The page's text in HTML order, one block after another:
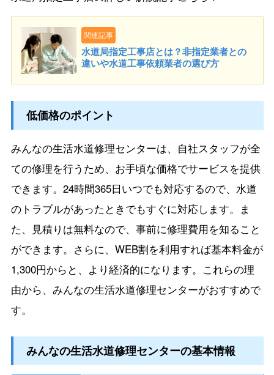
関連記事
水道局指定工事店とは？非指定業者との
違いや水道工事依頼業者の選び方
低価格のポイント
みんなの生活水道修理センターは、自社スタッフが全
ての修理を行うため、お手頃な価格でサービスを提供
できます。24時間365日いつでも対応するので、水道
のトラブルがあったときでもすぐに対応します。ま
た、見積りは無料なので、事前に修理費用を知ること
ができます。さらに、WEB割を利用すれば基本料金が
1,300円からと、より経済的になります。これらの理
由から、みんなの生活水道修理センターがおすすめで
す。
みんなの生活水道修理センターの基本情報